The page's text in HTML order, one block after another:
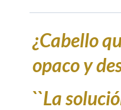
¿Cabello
opaco y
``La